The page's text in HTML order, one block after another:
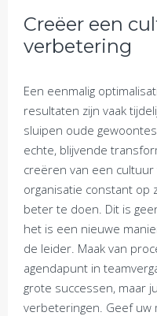
Creëer een
verbetering
Een eenmalig
resultaten zijn vaak
sluipen oude
echte, blijvende
creëren van een
organisatie constant op
beter te doen. Dit is
het is een nieuwe
de leider. Maak van
agendapunt in
grote successen, maar
verbeteringen. Geef